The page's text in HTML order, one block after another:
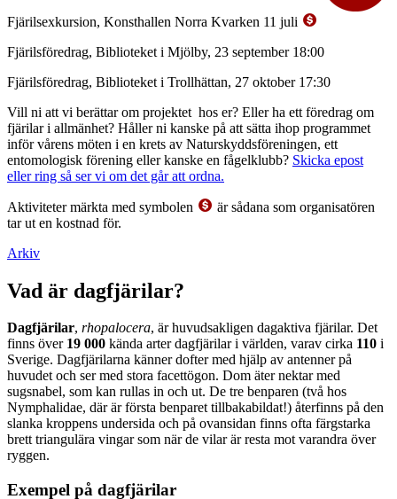
Fjärilsexkursion, Konsthallen Norra Kvarken 11 juli
Fjärilsföredrag, Biblioteket i Mjölby, 23 september 18:00
Fjärilsföredrag, Biblioteket i Trollhättan, 27 oktober 17:30
Vill ni att vi berättar om projektet hos er? Eller ha ett föredrag om
fjärilar i allmänhet? Håller ni kanske på att sätta ihop programmet
inför vårens möten i en krets av Naturskyddsföreningen, ett
entomologisk förening eller kanske en fågelklubb? Skicka epost
eller ring så ser vi om det går att ordna.
Aktiviteter märkta med symbolen
är sådana som organisatören
tar ut en kostnad för.
Arkiv
Vad är dagfjärilar?
Dagfjärilar, rhopalocera, är huvudsakligen dagaktiva fjärilar. Det
finns över 19 000 kända arter dagfjärilar i världen, varav cirka 110 i
Sverige. Dagfjärilarna känner dofter med hjälp av antenner på
huvudet och ser med stora facettögon. Dom äter nektar med
sugsnabel, som kan rullas in och ut. De tre benparen (två hos
Nymphalidae, där är första benparet tillbakabildat!) återfinns på den
slanka kroppens undersida och på ovansidan finns ofta färgstarka
brett triangulära vingar som när de vilar är resta mot varandra över
ryggen.
Exempel på dagfjärilar